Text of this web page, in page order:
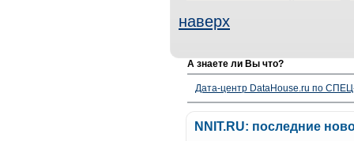
наверх
А знаете ли Вы что?
Дата-центр DataHouse.ru по
NNIT.RU: последние